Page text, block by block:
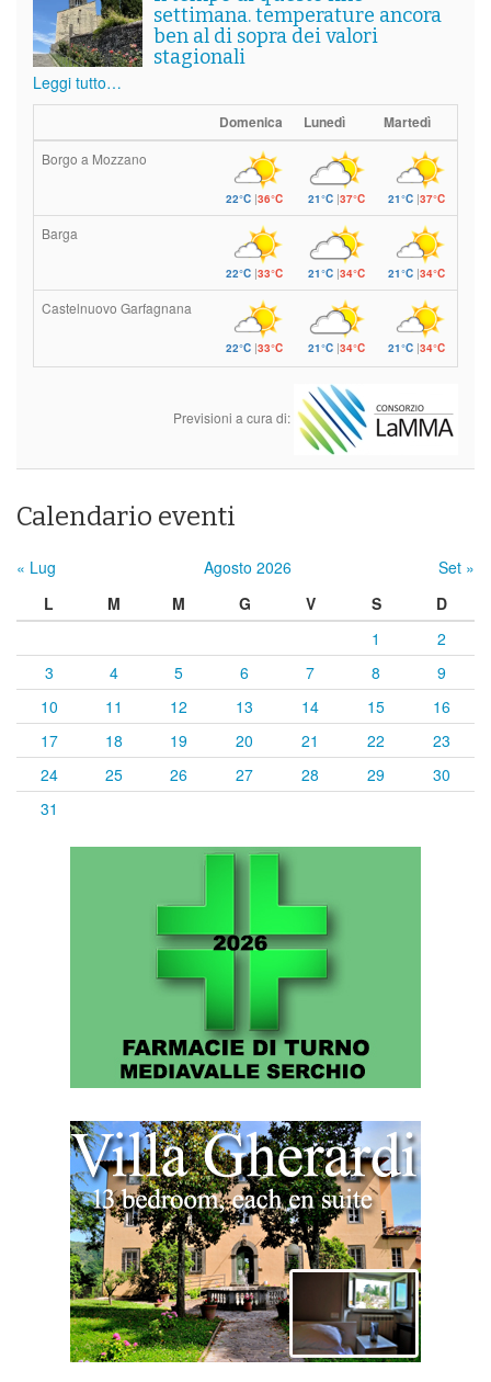
settimana. temperature ancora
ben al di sopra dei valori
stagionali
Leggi tutto…
Domenica Lunedì Martedì
Borgo a Mozzano
22°C|36°C 21°C|37°C 21°C |37°C
Barga
22°C|33°C 21°C|34°C 21°C |34°C
Castelnuovo Garfagnana
22°C|33°C 21°C|34°C 21°C |34°C
Previsioni a cura di:
Calendario eventi
« Lug Agosto 2026
Set »
L
M M G V S
D
1
2
3
4 5 6 7 8
9
10
11 12 13 14 15
16
17
18 19 20 21 22
23
24
25 26 27 28 29
30
31